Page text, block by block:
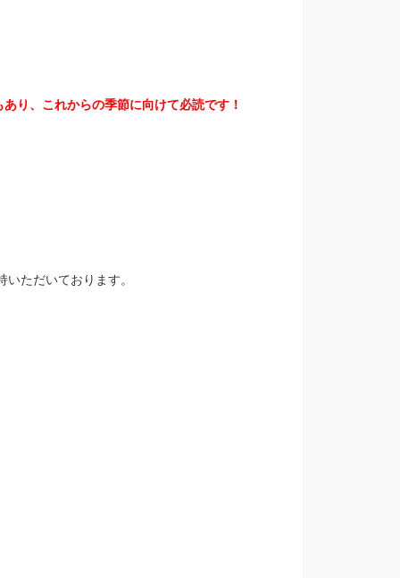
り、これからの季節に向けて必読です！
ただいております。